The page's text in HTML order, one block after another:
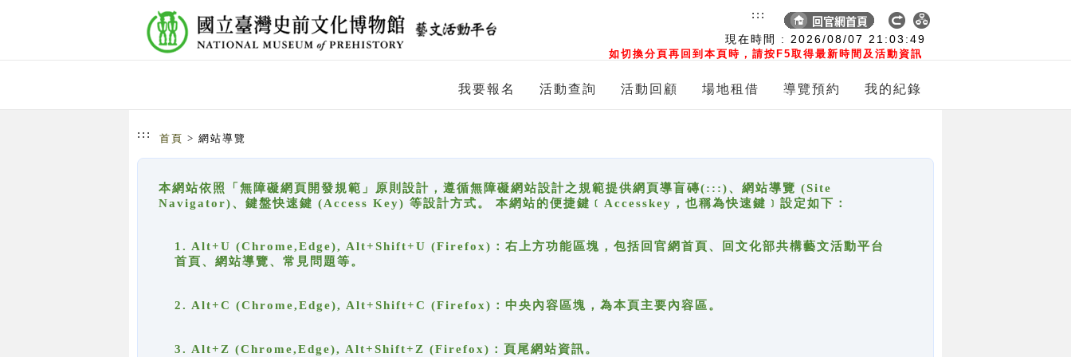
現在時間 : 2026/08/07 21:03:49
如切換分頁再回到本頁時，請按F5取得最新時間及活動資訊
:::
我要報名 活動查詢 活動回顧 場地租借 導覽預約 我的紀錄
::: 首頁 > 網站導覽
本網站依照「無障礙網頁開發規範」原則設計，遵循無障礙網站設計之規範提供網頁導盲磚(:::)、網站導覽 (Site
Navigator)、鍵盤快速鍵 (Access Key) 等設計方式。 本網站的便捷鍵﹝Accesskey，也稱為快速鍵﹞設定如下：
1. Alt+U (Chrome,Edge), Alt+Shift+U (Firefox)：右上方功能區塊，包括回官網首頁、回文化部共構藝文活動平台
首頁、網站導覽、常見問題等。
2. Alt+C (Chrome,Edge), Alt+Shift+C (Firefox)：中央內容區塊，為本頁主要內容區。
3. Alt+Z (Chrome,Edge), Alt+Shift+Z (Firefox)：頁尾網站資訊。